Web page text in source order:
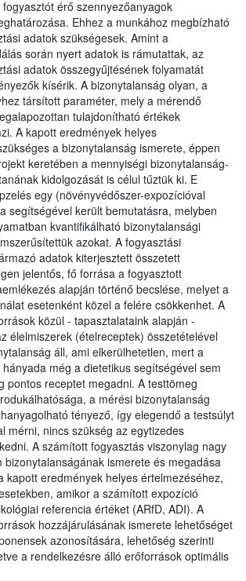
érő szennyezőanyagok
Ehhez a munkához megbízható
adatok szükségesek. Amint a
során nyert adatok is rámutattak, az
adatok összegyűjtésének folyamatát
kísérik. A bizonytalanság olyan, a
társított paraméter, mely a mérendő
tulajdonítható értékek
A kapott eredmények helyes
a bizonytalanság ismerete, éppen
keretében a mennyiségi bizonytalanság-
kidolgozását is célul tűztük ki. E
egy (növényvédőszer-expozícióval
segítségével került bemutatásra, melyben
kvantifikálható bizonytalansági
azokat. A fogyasztási
adatok kiterjesztett összetett
jelentős, fő forrása a fogyasztott
alapján történő becslése, melyet a
esetenként közel a felére csökkenhet. A
közül - tapasztalataink alapján -
élelmiszerek (ételreceptek) összetételével
áll, ami elkerülhetetlen, mert a
még a dietetikus segítségével sem
pontos receptet megadni. A testtömeg
a mérési bizonytalanság
tényező, így elegendő a testsúlyt
mérni, nincs szükség az egytizedes
A számított fogyasztás viszonylag nagy
bizonytalanságának ismerete és megadása
kapott eredmények helyes értelmezéséhez,
amikor a számított expozíció
referencia értéket (ARfD, ADI). A
hozzájárulásának ismerete lehetőséget
azonosítására, lehetőség szerinti
a rendelkezésre álló erőforrások optimális